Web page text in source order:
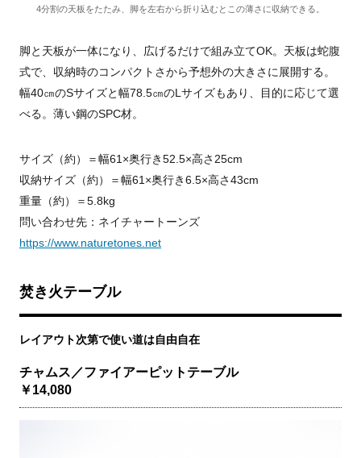
4分割の天板をたたみ、脚を左右から折り込むとこの薄さに収納できる。
脚と天板が一体になり、広げるだけで組み立てOK。天板は蛇腹
式で、収納時のコンパクトさから予想外の大きさに展開する。
幅40㎝のSサイズと幅78.5㎝のLサイズもあり、目的に応じて選
べる。薄い鋼のSPC材。
サイズ（約）＝幅61×奥行き52.5×高さ25cm
収納サイズ（約）＝幅61×奥行き6.5×高さ43cm
重量（約）＝5.8kg
問い合わせ先：ネイチャートーンズ
https://www.naturetones.net
焚き火テーブル
レイアウト次第で使い道は自由自在
チャムス／ファイアーピットテーブル
￥14,080